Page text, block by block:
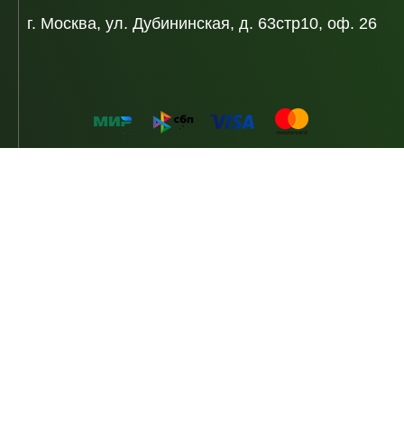
г. Москва, ул. Дубининская, д. 63стр10, оф. 26